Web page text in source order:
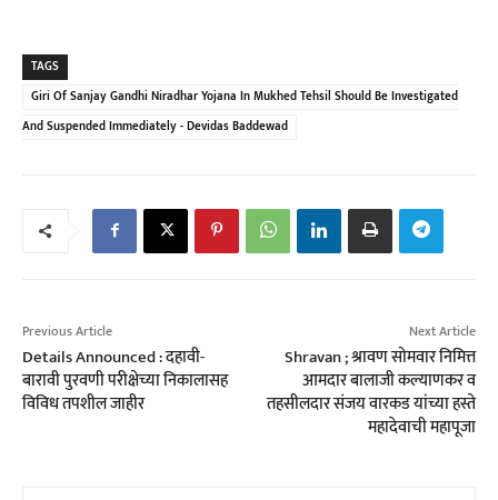
TAGS
Giri Of Sanjay Gandhi Niradhar Yojana In Mukhed Tehsil Should Be Investigated
And Suspended Immediately - Devidas Baddewad
Previous Article
Details Announced : दहावी-
बारावी पुरवणी परीक्षेच्या निकालासह
विविध तपशील जाहीर
Next Article
Shravan ; श्रावण सोमवार निमित्त
आमदार बालाजी कल्याणकर व
तहसीलदार संजय वारकड यांच्या हस्ते
महादेवाची महापूजा